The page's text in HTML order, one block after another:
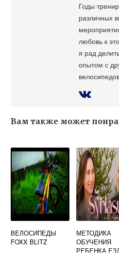
Годы
различных
любовь к
я рад
опытом с
Вам также может
ВЕЛОСИПЕДЫ
FOXX BLITZ
МЕТОДИКА
ОБУЧЕНИЯ
РЕБЕНКА